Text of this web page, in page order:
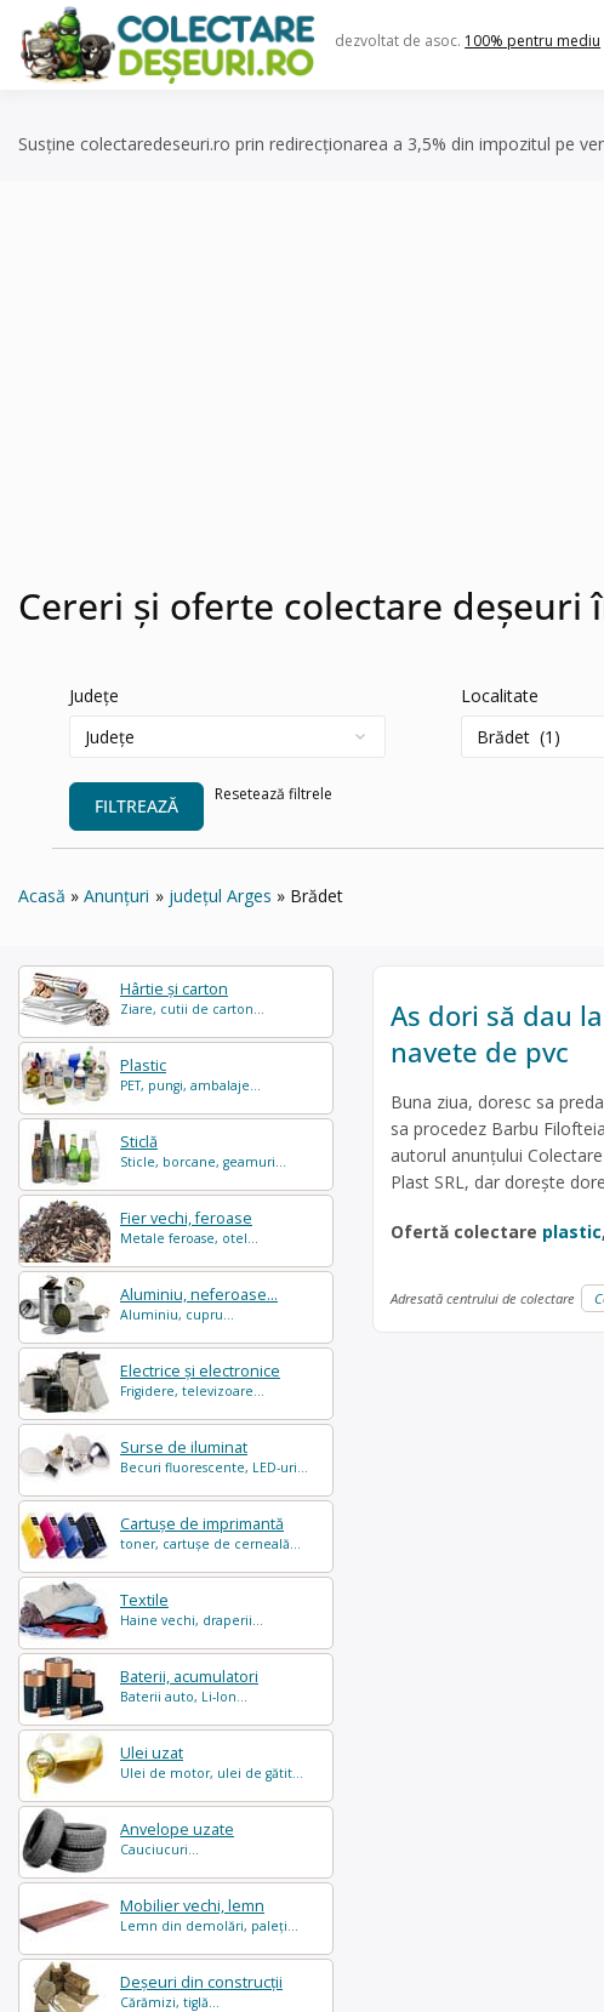
content
dezvoltat de asoc. 100% pentru mediu
Susține colectaredeseuri.ro prin redirecționarea a 3,5% din impozitul pe
Cereri și oferte colectare deșeuri
Județe Localitate
FILTREAZĂ
Resetează filtrele
Acasă Anunțuri județul Arges Brădet
Hârtie și carton
Ziare, cutii de carton...
Plastic
PET, pungi, ambalaje...
Sticlă
Sticle, borcane, geamuri...
Fier vechi, feroase
Metale feroase, otel...
Aluminiu, neferoase...
Aluminiu, cupru...
Electrice și electronice
Frigidere, televizoare...
Surse de iluminat
Becuri fluorescente, LED-uri...
Cartușe de imprimantă
toner, cartușe de cerneală...
Textile
Haine vechi, draperii...
Baterii, acumulatori
Baterii auto, Li-Ion...
Ulei uzat
Ulei de motor, ulei de gătit...
Anvelope uzate
Cauciucuri...
Mobilier vechi, lemn
Lemn din demolări, paleți...
Deșeuri din construcții
Cărămizi, tiglă...
As dori să dau
navete de pvc
Buna ziua, doresc sa
sa procedez Barbu
autorul anunțului
Plast SRL, dar dorește
Ofertă colectare plastic,
Adresată centrului de colectare